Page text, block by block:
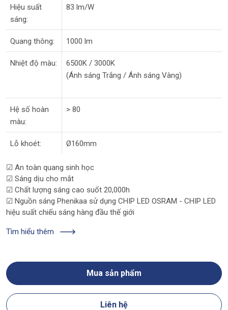
Hiệu suất
sáng:
83 lm/W
Quang thông: 1000 lm
Nhiệt độ màu:
6500K / 3000K
(Ánh sáng Trắng / Ánh sáng Vàng)
Hệ số hoàn
màu:
> 80
Lỗ khoét: Ø160mm
☑ An toàn quang sinh học
☑ Sáng dịu cho mắt
☑ Chất lượng sáng cao suốt 20,000h
☑ Nguồn sáng Phenikaa sử dụng CHIP LED OSRAM - CHIP LED
hiệu suất chiếu sáng hàng đầu thế giới
Tìm hiểu thêm
Mua sản phẩm
Liên hệ